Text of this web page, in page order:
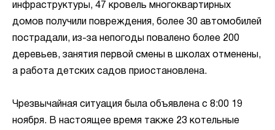
инфраструктуры, 47 кровель многоквартирных
домов получили повреждения, более 30 автомобилей
пострадали, из-за непогоды повалено более 200
деревьев, занятия первой смены в школах отменены,
а работа детских садов приостановлена.
Чрезвычайная ситуация была объявлена с 8:00 19
ноября. В настоящее время также 23 котельные